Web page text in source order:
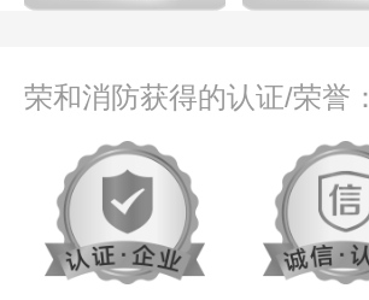
荣和消防获得的认证/荣誉：